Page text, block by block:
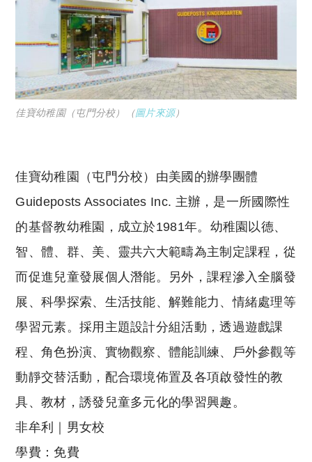
佳寶幼稚園（屯門分校）（圖片來源）
佳寶幼稚園（屯門分校）由美國的辦學團體
Guideposts Associates Inc. 主辦，是一所國際性
的基督教幼稚園，成立於1981年。幼稚園以德、
智、體、群、美、靈共六大範疇為主制定課程，從
而促進兒童發展個人潛能。另外，課程滲入全腦發
展、科學探索、生活技能、解難能力、情緒處理等
學習元素。採用主題設計分組活動，透過遊戲課
程、角色扮演、實物觀察、體能訓練、戶外參觀等
動靜交替活動，配合環境佈置及各項啟發性的教
具、教材，誘發兒童多元化的學習興趣。
非牟利｜男女校
學費：免費